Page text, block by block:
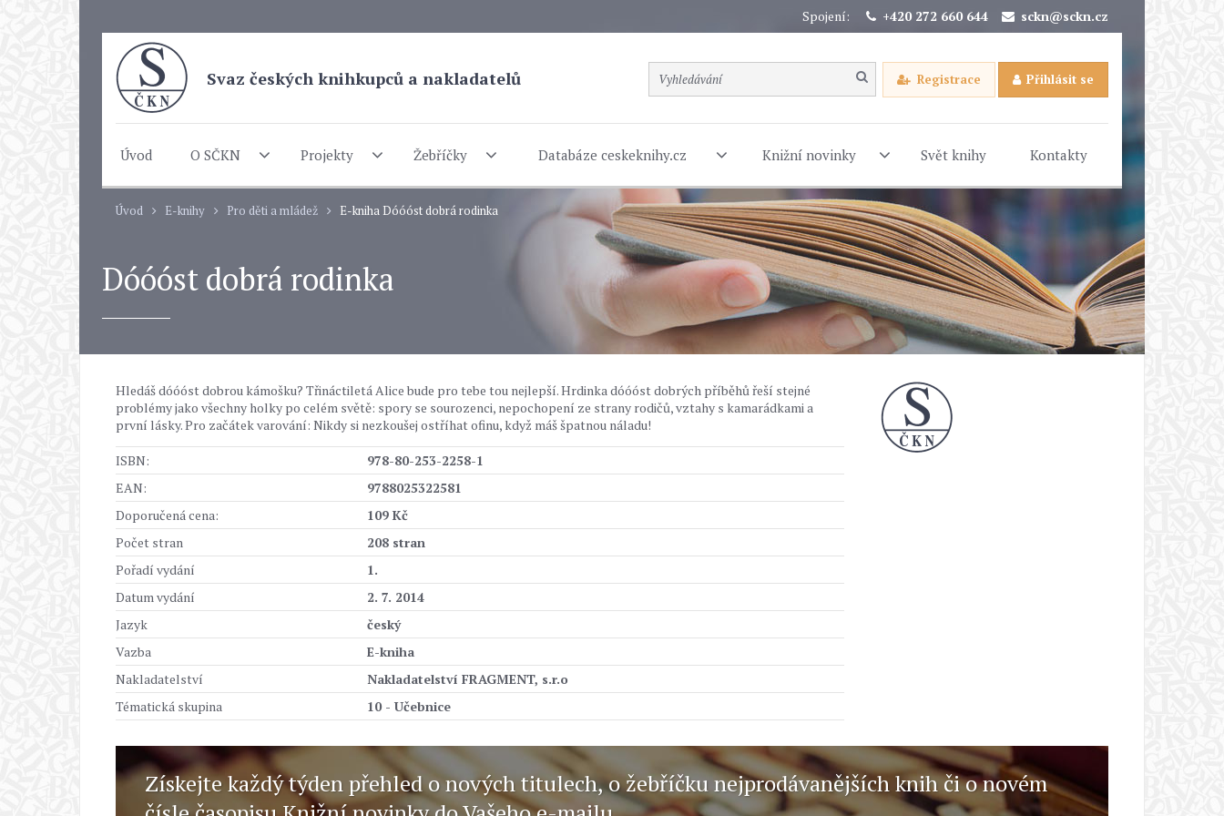
Spojení: +420 272 660 644 sckn@sckn.cz
Svaz českých knihkupců a nakladatelů Registrace Přihlásit se
Úvod O SČKN Projekty Žebříčky Databáze ceskeknihy.cz Knižní novinky Svět knihy Kontakty
Úvod E-knihy Pro děti a mládež E-kniha Dóóóst dobrá rodinka
Dóóóst dobrá rodinka
Hledáš dóóóst dobrou kámošku? Třináctiletá Alice bude pro tebe tou nejlepší. Hrdinka dóóóst dobrých příběhů řeší stejné
problémy jako všechny holky po celém světě: spory se sourozenci, nepochopení ze strany rodičů, vztahy s kamarádkami a
první lásky. Pro začátek varování: Nikdy si nezkoušej ostříhat ofinu, když máš špatnou náladu!
ISBN:
978-80-253-2258-1
EAN:
9788025322581
Doporučená cena:
109 Kč
Počet stran
208 stran
Pořadí vydání
1.
Datum vydání
2. 7. 2014
Jazyk
český
Vazba
E-kniha
Nakladatelství
Nakladatelství FRAGMENT, s.r.o
Tématická skupina
10 - Učebnice
Získejte každý týden přehled o nových titulech, o žebříčku nejprodávanějších knih či o novém